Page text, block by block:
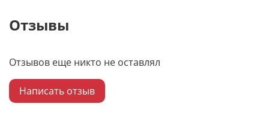
Отзывы
Отзывов еще никто не оставлял
Написать отзыв